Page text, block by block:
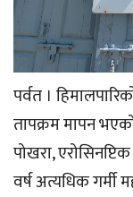
पर्वत ।
तापक्रम मापन
पोखरा,
वर्ष अत्यधिक गर्मी